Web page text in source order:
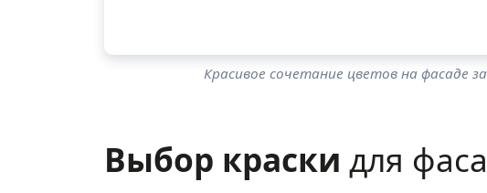
Красивое сочетание цветов на фасаде
Выбор краски для